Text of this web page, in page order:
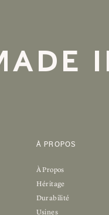
À PROPOS
À Propos
Héritage
Durabilité
Usines